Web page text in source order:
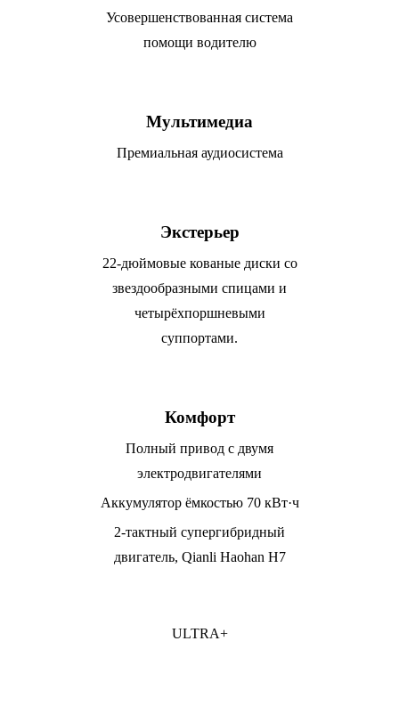
Усовершенствованная система
помощи водителю
Мультимедиа
Премиальная аудиосистема
Экстерьер
22-дюймовые кованые диски со
звездообразными спицами и
четырёхпоршневыми
суппортами.
Комфорт
Полный привод с двумя
электродвигателями
Аккумулятор ёмкостью 70 кВт·ч
2-тактный супергибридный
двигатель, Qianli Haohan H7
ULTRA+